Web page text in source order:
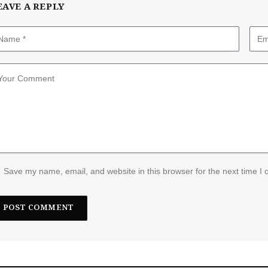
A REPLY
Save my name, email, and website in this browser for the next time I